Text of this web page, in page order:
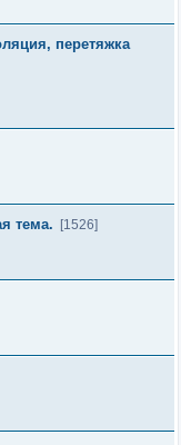
перетяжка
тема.
[1526]